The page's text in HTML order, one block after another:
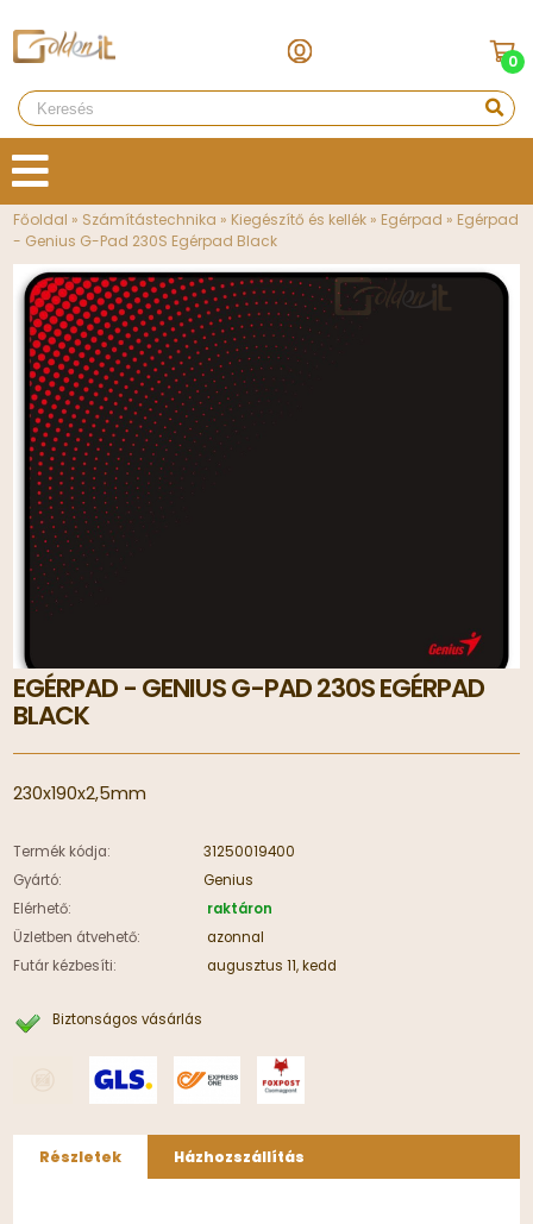
0
Főoldal » Számítástechnika » Kiegészítő és kellék » Egérpad » Egérpad
- Genius G-Pad 230S Egérpad Black
EGÉRPAD - GENIUS G-PAD 230S EGÉRPAD
BLACK
230x190x2,5mm
Termék kódja:
31250019400
Gyártó:
Genius
Elérhető:
raktáron
Üzletben átvehető:
azonnal
Futár kézbesíti:
augusztus 11, kedd
Biztonságos vásárlás
Részletek Házhozszállítás